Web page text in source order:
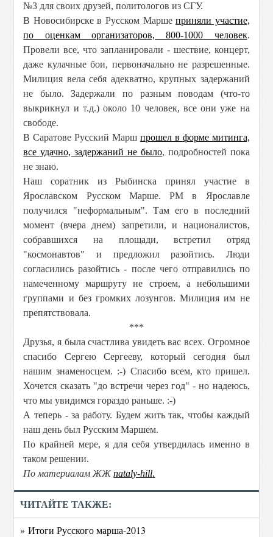
№3 для своих друзей, политологов из СГУ.
В Новосибирске в Русском Маршеприняли участие,
по оценкам организаторов, 800-1000 человек.
Провели все, что запланировали - шествие, концерт,
даже кулачные бои, первоначально не разрешенные.
Милиция вела себя адекватно, крупных задержаний
не было. Задержали по разным поводам (что-то
выкрикнул и т.д.) около 10 человек, все они уже на
свободе.
В Саратове Русский Марш прошел в форме митинга,
все удачно, задержаний не было, подробностей пока
не знаю.
Наш соратник из Рыбинска принял участие в
Ярославском Русском Марше. РМ в Ярославле
получился "неформальным". Там его в последний
момент (вчера днем) запретили, и националистов,
собравшихся на площади, встретил отряд
"космонавтов" и предложил разойтись. Люди
согласились разойтись - после чего отправились по
намеченному маршруту не строем, а небольшими
группами и без громких лозунгов. Милиция им не
препятствовала.
***
Друзья, я была счастлива увидеть вас всех. Огромное
спасибо Сергею Сергееву, который сегодня был
нашим знаменосцем. :-) Спасибо всем, кто пришел.
Хочется сказать "до встречи через год" - но надеюсь,
что мы увидимся гораздо раньше. :-)
А теперь - за работу. Будем жить так, чтобы каждый
наш день был Русским Маршем.
По крайней мере, я для себя утвердилась именно в
таком решении.
По материалам ЖЖnataly-hill.
ЧИТАЙТЕ ТАКЖЕ:
» Итоги Русского марша-2013